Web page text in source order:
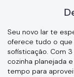
Seu novo lar te
oferece tudo o
sofisticação. Com
cozinha planejada
tempo para